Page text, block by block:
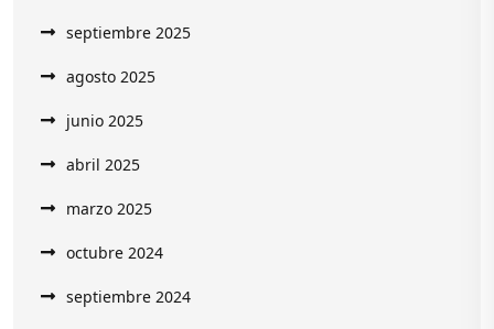
septiembre 2025
agosto 2025
junio 2025
abril 2025
marzo 2025
octubre 2024
septiembre 2024